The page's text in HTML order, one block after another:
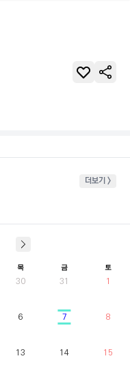
더보기 >
목 금 토
30 31 1
6 7 8
13 14 15